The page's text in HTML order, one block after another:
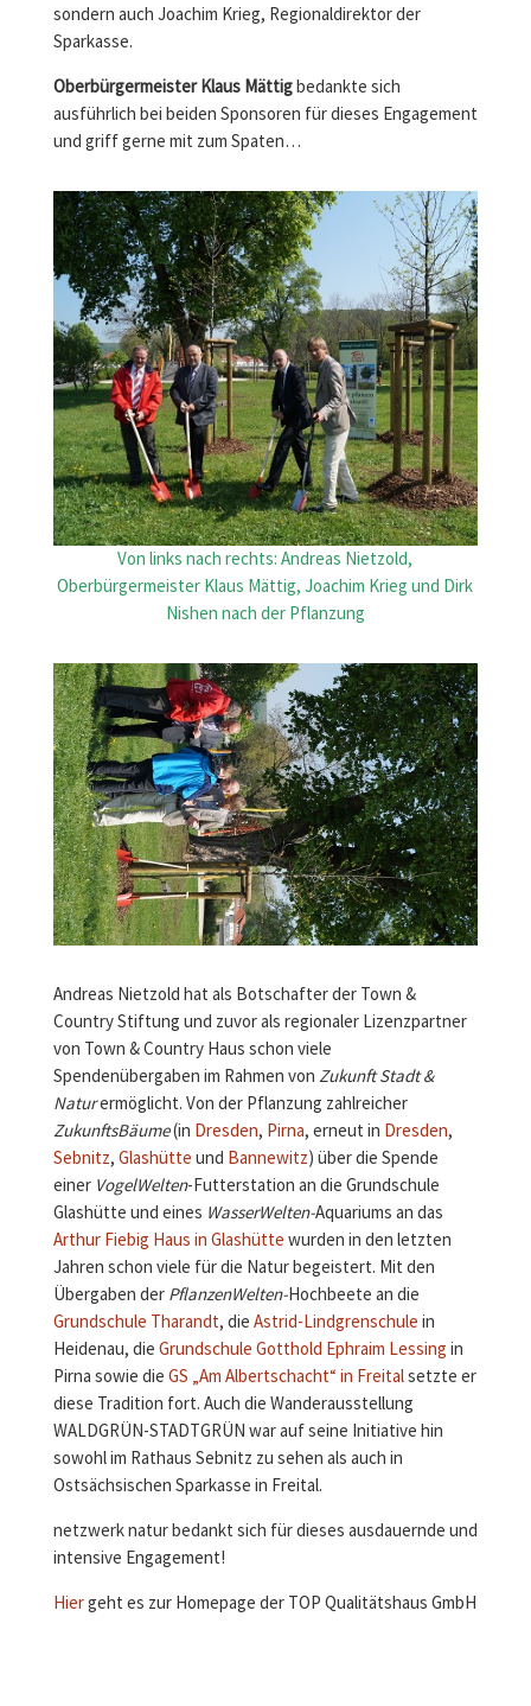
sondern auch Joachim Krieg, Regionaldirektor der
Sparkasse.
Oberbürgermeister Klaus Mättigbedankte sich
ausführlich bei beiden Sponsoren für dieses Engagement
und griff gerne mit zum Spaten…
Von links nach rechts: Andreas Nietzold,
Oberbürgermeister Klaus Mättig, Joachim Krieg und Dirk
Nishen nach der Pflanzung
Andreas Nietzold hat als Botschafter der Town &
Country Stiftung und zuvor als regionaler Lizenzpartner
von Town & Country Haus schon viele
Spendenübergaben im Rahmen von Zukunft Stadt &
Naturermöglicht. Von der Pflanzung zahlreicher
ZukunftsBäume(in Dresden, Pirna, erneut in Dresden,
Sebnitz, Glashütte und Bannewitz) über die Spende
einer VogelWelten-Futterstation an die Grundschule
Glashütte und eines WasserWelten-Aquariums an das
Arthur Fiebig Haus in Glashütte wurden in den letzten
Jahren schon viele für die Natur begeistert. Mit den
Übergaben der PflanzenWelten-Hochbeete an die
Grundschule Tharandt, die Astrid-Lindgrenschule in
Heidenau, die Grundschule Gotthold Ephraim Lessing in
Pirna sowie die GS „Am Albertschacht“ in Freitalsetzte er
diese Tradition fort. Auch die Wanderausstellung
WALDGRÜN-STADTGRÜN war auf seine Initiative hin
sowohl im Rathaus Sebnitz zu sehen als auch in
Ostsächsischen Sparkasse in Freital.
netzwerk natur bedankt sich für dieses ausdauernde und
intensive Engagement!
Hiergeht es zur Homepage der TOP Qualitätshaus GmbH